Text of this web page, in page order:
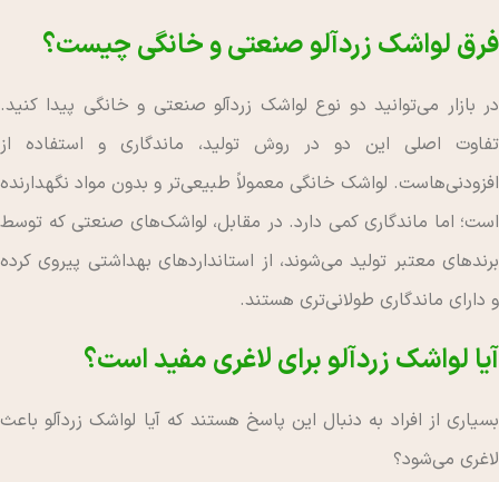
فرق لواشک زردآلو صنعتی و خانگی چیست؟
در بازار می‌توانید دو نوع لواشک زردآلو صنعتی و خانگی پیدا کنید.
تفاوت اصلی این دو در روش تولید، ماندگاری و استفاده از
افزودنی‌هاست. لواشک خانگی معمولاً طبیعی‌تر و بدون مواد نگهدارنده
است؛ اما ماندگاری کمی دارد. در مقابل، لواشک‌های صنعتی که توسط
برندهای معتبر تولید می‌شوند، از استانداردهای بهداشتی پیروی کرده
و دارای ماندگاری طولانی‌تری هستند.
آیا لواشک زردآلو برای لاغری مفید است؟
بسیاری از افراد به دنبال این پاسخ هستند که آیا لواشک زردآلو باعث
لاغری می‌شود؟